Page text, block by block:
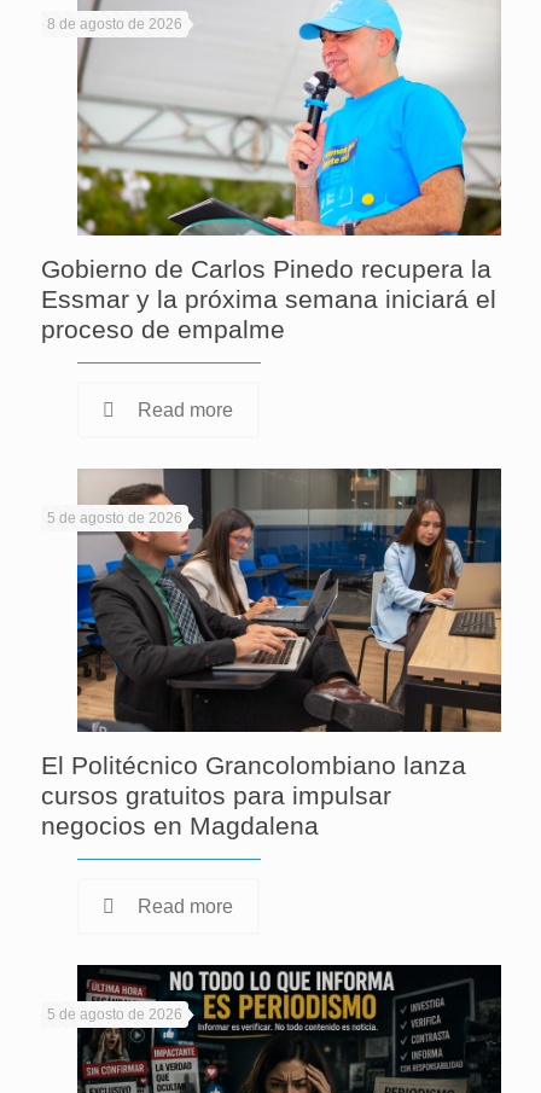
8 de agosto de 2026
Gobierno de Carlos Pinedo recupera la
Essmar y la próxima semana iniciará el
proceso de empalme
Read more
5 de agosto de 2026
El Politécnico Grancolombiano lanza
cursos gratuitos para impulsar
negocios en Magdalena
Read more
5 de agosto de 2026